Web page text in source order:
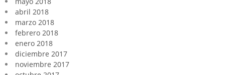
abril 2018
marzo 2018
febrero 2018
enero 2018
diciembre 2017
noviembre 2017